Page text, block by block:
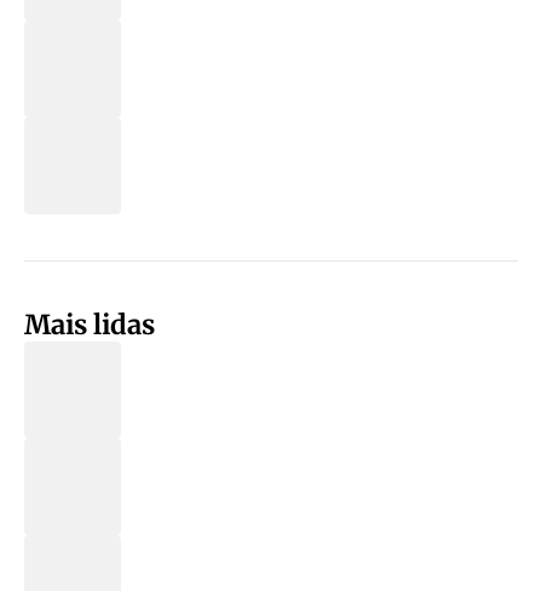
Mais lidas